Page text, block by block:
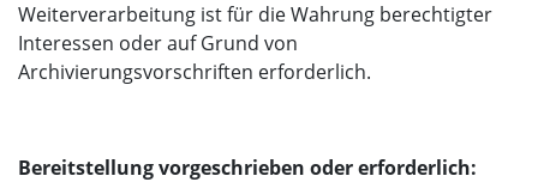
Weiterverarbeitung ist für die Wahrung berechtigter
Interessen oder auf Grund von
Archivierungsvorschriften erforderlich.
Bereitstellung vorgeschrieben oder erforderlich: